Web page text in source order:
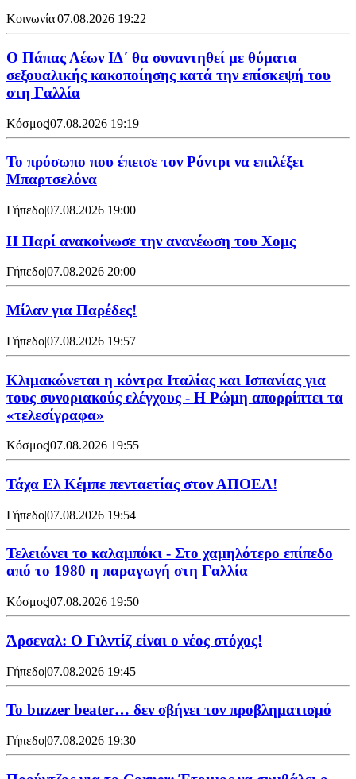
Κοινωνία|07.08.2026 19:22
Ο Πάπας Λέων ΙΔ΄ θα συναντηθεί με θύματα
σεξουαλικής κακοποίησης κατά την επίσκεψή του
στη Γαλλία
Κόσμος|07.08.2026 19:19
Το πρόσωπο που έπεισε τον Ρόντρι να επιλέξει
Μπαρτσελόνα
Γήπεδο|07.08.2026 19:00
Η Παρί ανακοίνωσε την ανανέωση του Χομς
Γήπεδο|07.08.2026 20:00
Μίλαν για Παρέδες!
Γήπεδο|07.08.2026 19:57
Κλιμακώνεται η κόντρα Ιταλίας και Ισπανίας για
τους συνοριακούς ελέγχους - Η Ρώμη απορρίπτει τα
«τελεσίγραφα»
Κόσμος|07.08.2026 19:55
Τάχα Ελ Κέμπε πενταετίας στον ΑΠΟΕΛ!
Γήπεδο|07.08.2026 19:54
Τελειώνει το καλαμπόκι - Στο χαμηλότερο επίπεδο
από το 1980 η παραγωγή στη Γαλλία
Κόσμος|07.08.2026 19:50
Άρσεναλ: Ο Γιλντίζ είναι ο νέος στόχος!
Γήπεδο|07.08.2026 19:45
Το buzzer beater… δεν σβήνει τoν προβληματισμό
Γήπεδο|07.08.2026 19:30